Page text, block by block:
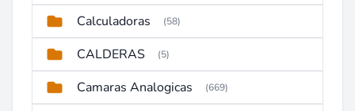
Calculadoras (58)
CALDERAS (5)
Camaras Analogicas (669)